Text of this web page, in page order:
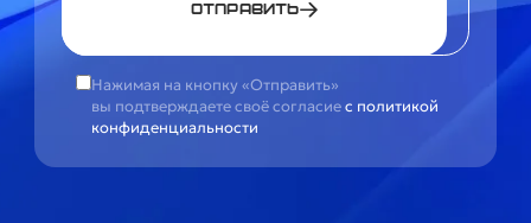
Отправить
Нажимая на кнопку «Отправить»
вы подтверждаете своё согласиес политикой
конфиденциальности